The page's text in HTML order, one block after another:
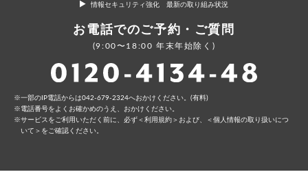
情報セキュリティ強化 最新の取り組み状況
お電話でのご予約・ご質問
(9:00〜18:00 年末年始除く)
⼀部のIP電話からは042-679-2324へおかけください。(有料)
電話番号をよくお確かめのうえ、おかけください。
サービスをご利⽤いただく前に、必ず ＜利⽤規約＞ および、
＜個⼈情報の取り扱いにつ
いて＞ をご確認ください。